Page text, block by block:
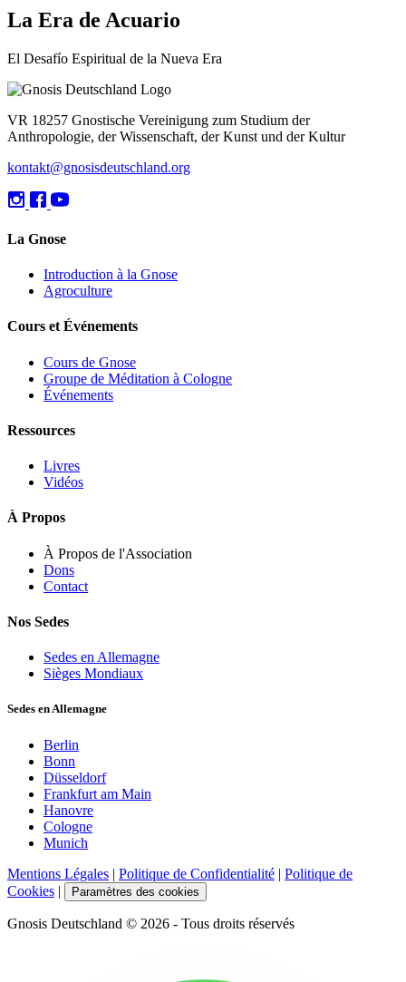
La Era de Acuario
El Desafío Espiritual de la Nueva Era
VR 18257 Gnostische Vereinigung zum Studium der
Anthropologie, der Wissenschaft, der Kunst und der Kultur
kontakt@gnosisdeutschland.org
La Gnose
Introduction à la Gnose
Agroculture
Cours et Événements
Cours de Gnose
Groupe de Méditation à Cologne
Événements
Ressources
Livres
Vidéos
À Propos
À Propos de l'Association
Dons
Contact
Nos Sedes
Sedes en Allemagne
Sièges Mondiaux
Sedes en Allemagne
Berlin
Bonn
Düsseldorf
Frankfurt am Main
Hanovre
Cologne
Munich
Mentions Légales | Politique de Confidentialité | Politique de
Cookies | Paramètres des cookies
Gnosis Deutschland © 2026 - Tous droits réservés